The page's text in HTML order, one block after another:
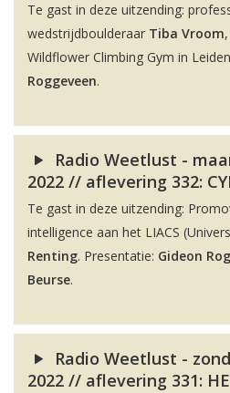
Te gast in deze uitzending:
wedstrijdboulderaar Tiba Vroom
Wildflower Climbing Gym in
Roggeveen.
Radio Weetlust -
2022 // aflevering 332:
Te gast in deze uitzending:
intelligence aan het LIACS
Renting. Presentatie: Gideon
Beurse.
Radio Weetlust -
2022 // aflevering 331: